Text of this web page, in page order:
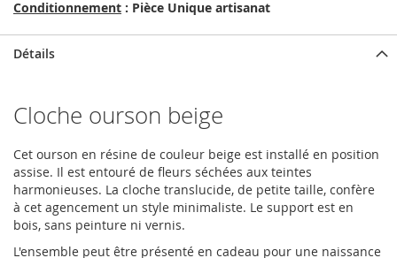
Conditionnement : Pièce Unique artisanat
Détails
Cloche ourson beige
Cet ourson en résine de couleur beige est installé en position
assise. Il est entouré de fleurs séchées aux teintes
harmonieuses. La cloche translucide, de petite taille, confère
à cet agencement un style minimaliste. Le support est en
bois, sans peinture ni vernis.
L'ensemble peut être présenté en cadeau pour une naissance